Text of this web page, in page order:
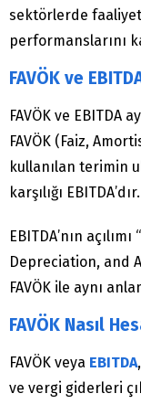
sektörlerde
performanslarını
FAVÖK ve
FAVÖK ve EBITDA
FAVÖK (Faiz,
kullanılan terimin
karşılığı EBITDA’dır.
EBITDA’nın
Depreciation, and
FAVÖK ile aynı
FAVÖK Nasıl
FAVÖK veya EBITDA
ve vergi giderleri